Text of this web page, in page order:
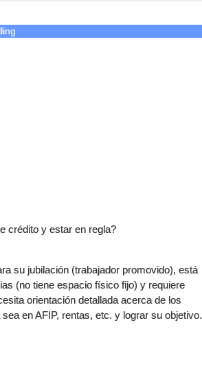
crédito y estar en regla?
su jubilación (trabajador promovido), está
(no tiene espacio físico fijo) y requiere
orientación detallada acerca de los
en AFIP, rentas, etc. y lograr su objetivo.